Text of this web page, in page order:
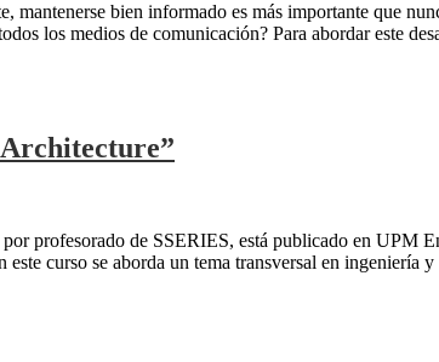
bien informado es más importante que
los medios de comunicación? Para abordar este
profesorado de SSERIES, está publicado en UPM
curso se aborda un tema transversal en ingeniería